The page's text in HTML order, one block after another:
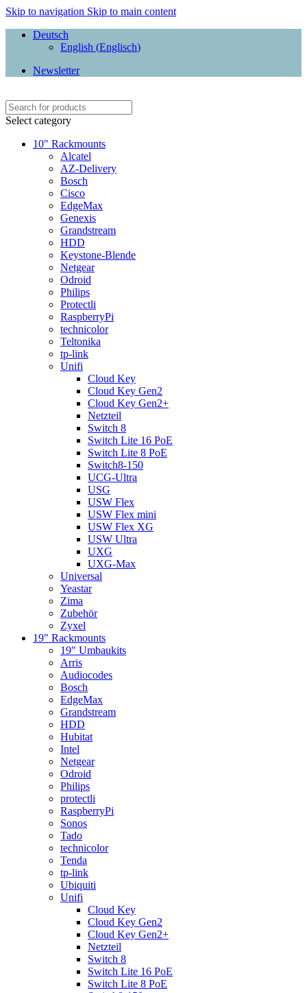
Skip to navigation Skip to main content
Deutsch
English (Englisch)
Newsletter
Select category
10" Rackmounts
Alcatel
AZ-Delivery
Bosch
Cisco
EdgeMax
Genexis
Grandstream
HDD
Keystone-Blende
Netgear
Odroid
Philips
Protectli
RaspberryPi
technicolor
Teltonika
tp-link
Unifi
Cloud Key
Cloud Key Gen2
Cloud Key Gen2+
Netzteil
Switch 8
Switch Lite 16 PoE
Switch Lite 8 PoE
Switch8-150
UCG-Ultra
USG
USW Flex
USW Flex mini
USW Flex XG
USW Ultra
UXG
UXG-Max
Universal
Yeastar
Zima
Zubehör
Zyxel
19" Rackmounts
19" Umbaukits
Arris
Audiocodes
Bosch
EdgeMax
Grandstream
HDD
Hubitat
Intel
Netgear
Odroid
Philips
protectli
RaspberryPi
Sonos
Tado
technicolor
Tenda
tp-link
Ubiquiti
Unifi
Cloud Key
Cloud Key Gen2
Cloud Key Gen2+
Netzteil
Switch 8
Switch Lite 16 PoE
Switch Lite 8 PoE